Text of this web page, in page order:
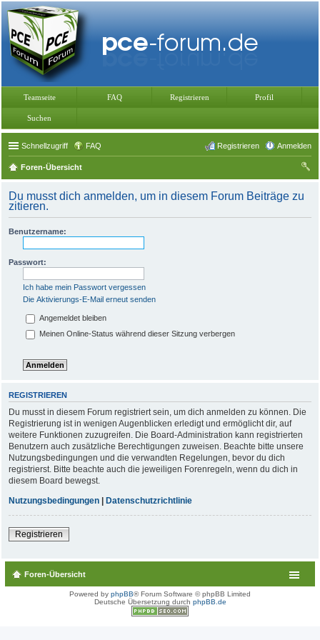
Teamseite FAQ Registrieren Profil
Suchen
Schnellzugriff FAQ Anmelden
Registrieren
Foren-Übersicht
he
Du musst dich anmelden, um in diesem Forum Beiträge zu
zitieren.
Benutzername:
Passwort:
Ich habe mein Passwort vergessen
Die Aktivierungs-E-Mail erneut senden
Angemeldet bleiben
Meinen Online-Status während dieser Sitzung verbergen
REGISTRIEREN
Du musst in diesem Forum registriert sein, um dich anmelden zu können. Die
Registrierung ist in wenigen Augenblicken erledigt und ermöglicht dir, auf
weitere Funktionen zuzugreifen. Die Board-Administration kann registrierten
Benutzern auch zusätzliche Berechtigungen zuweisen. Beachte bitte unsere
Nutzungsbedingungen und die verwandten Regelungen, bevor du dich
registrierst. Bitte beachte auch die jeweiligen Forenregeln, wenn du dich in
diesem Board bewegst.
Nutzungsbedingungen | Datenschutzrichtlinie
Registrieren
Foren-Übersicht
Powered by phpBB® Forum Software © phpBB Limited
Deutsche Übersetzung durch phpBB.de